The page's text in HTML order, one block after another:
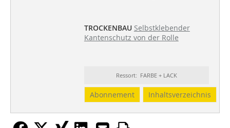
TROCKENBAU Selbstklebender
Kantenschutz von der Rolle
Ressort: FARBE + LACK
Abonnement Inhaltsverzeichnis